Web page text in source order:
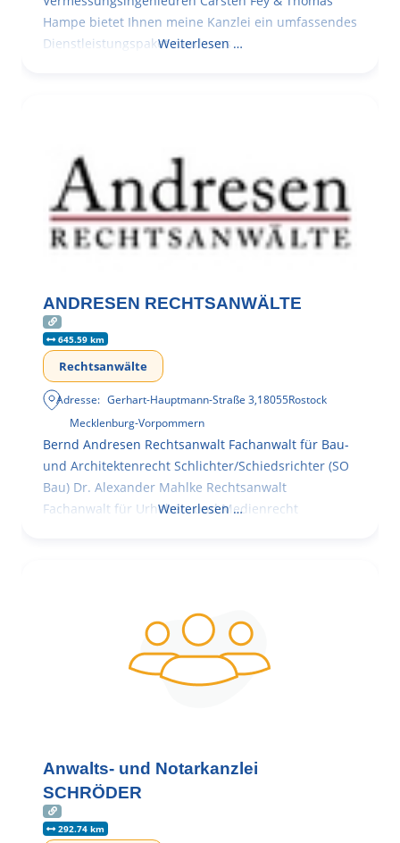
Hampe bietet Ihnen meine Kanzlei ein umfassendes
Dienstleistungspaket rund ums
Weiterlesen …
ANDRESEN RECHTSANWÄLTE
645.59 km
Rechtsanwälte
Adresse: Gerhart-Hauptmann-Straße 3,18055Rostock
Mecklenburg-Vorpommern
Bernd Andresen Rechtsanwalt Fachanwalt für Bau-
und Architektenrecht Schlichter/Schiedsrichter (SO
Bau) Dr. Alexander Mahlke Rechtsanwalt
Fachanwalt für Urheber- und Medienrecht
Weiterlesen …
Anwalts- und Notarkanzlei
SCHRÖDER
292.74 km